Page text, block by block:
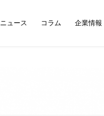
ニュース コラム 企業情報